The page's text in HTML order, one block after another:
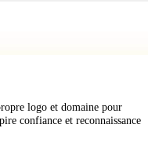
logo et domaine pour
confiance et reconnaissance